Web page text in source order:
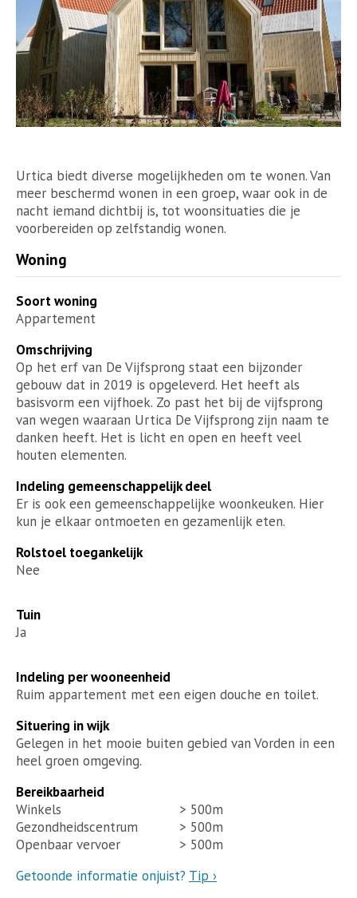
Urtica biedt diverse mogelijkheden om te wonen. Van
meer beschermd wonen in een groep, waar ook in de
nacht iemand dichtbij is, tot woonsituaties die je
voorbereiden op zelfstandig wonen.
Woning
Soort woning
Appartement
Omschrijving
Op het erf van De Vijfsprong staat een bijzonder
gebouw dat in 2019 is opgeleverd. Het heeft als
basisvorm een vijfhoek. Zo past het bij de vijfsprong
van wegen waaraan Urtica De Vijfsprong zijn naam te
danken heeft. Het is licht en open en heeft veel
houten elementen.
Indeling gemeenschappelijk deel
Er is ook een gemeenschappelijke woonkeuken. Hier
kun je elkaar ontmoeten en gezamenlijk eten.
Rolstoel toegankelijk
Nee
Tuin
Ja
Indeling per wooneenheid
Ruim appartement met een eigen douche en toilet.
Situering in wijk
Gelegen in het mooie buiten gebied van Vorden in een
heel groen omgeving.
Bereikbaarheid
Winkels
> 500m
Gezondheidscentrum
> 500m
Openbaar vervoer
> 500m
Getoonde informatie onjuist? Tip ›